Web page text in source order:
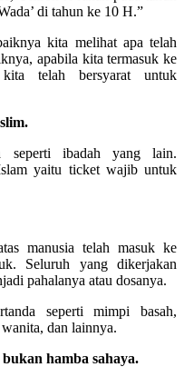
di tahun ke 10 H.”
kita melihat apa telah
apabila kita termasuk ke
telah bersyarat untuk
seperti ibadah yang lain.
yaitu ticket wajib untuk
manusia telah masuk ke
Seluruh yang dikerjakan
pahalanya atau dosanya.
seperti mimpi basah,
dan lainnya.
hamba sahaya.